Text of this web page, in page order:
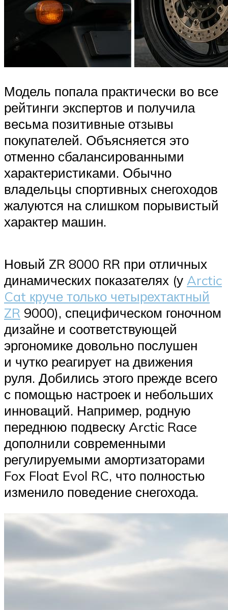
Модель попала практически во все
рейтинги экспертов и получила
весьма позитивные отзывы
покупателей. Объясняется это
отменно сбалансированными
характеристиками. Обычно
владельцы спортивных снегоходов
жалуются на слишком порывистый
характер машин.
Новый ZR 8000 RR при отличных
динамических показателях (у Arctic
Cat круче только четырехтактный
ZR 9000), специфическом гоночном
дизайне и соответствующей
эргономике довольно послушен
и чутко реагирует на движения
руля. Добились этого прежде всего
с помощью настроек и небольших
инноваций. Например, родную
переднюю подвеску Arctic Race
дополнили современными
регулируемыми амортизаторами
Fox Float Evol RC, что полностью
изменило поведение снегохода.